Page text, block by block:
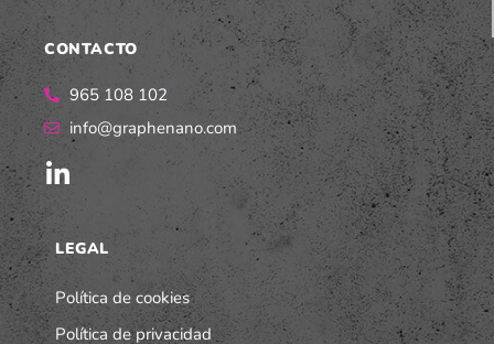
CONTACTO
965 108 102
info@graphenano.com
LEGAL
Política de cookies
Política de privacidad